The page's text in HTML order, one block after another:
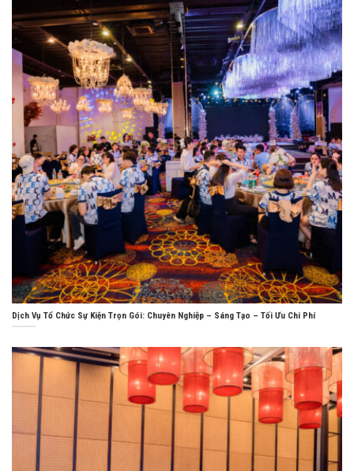
Dịch Vụ Tổ Chức Sự Kiện Trọn Gói: Chuyên Nghiệp – Sáng Tạo – Tối Ưu Chi Phí